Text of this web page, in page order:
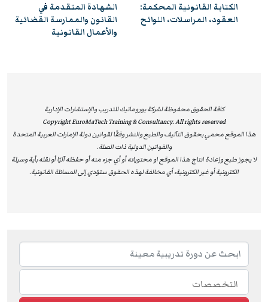
الكتابة القانونية المحكمة:
العقود، المراسلات، اللوائح
الشهادة المتقدمة في
القانون والممارسة القضائية
والأعمال القانونية
كافة الحقوق محفوظة لشركة يوروماتيك للتدريب والإستشارات الإدارية
Copyright EuroMaTech Training & Consultancy. All rights reserved
هذا الموقع محمي بحقوق التآليف والطبع والنشر وفقًا لقوانين دولة الإمارات العربية المتحدة
والقوانين الدولية ذات الصلة.
لا يجوز طبع وإعادة انتاج هذا الموقع او محتوياته أو أي جزء منه أو حفظه آليًا أو نقله بأية وسيلة
الكترونية أو غير الكترونية، أي مخالفة لهذه الحقوق ستؤدي إلى المسائلة القانونية.